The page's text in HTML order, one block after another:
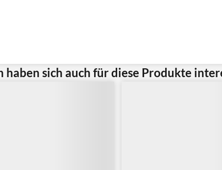
haben sich auch für diese Produkte